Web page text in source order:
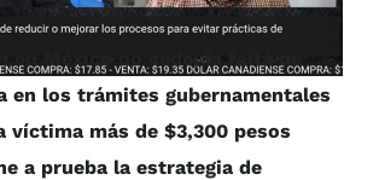
en México no cede; la falta de
en los trámites gubernamentales
víctima más de $3,300 pesos
a prueba la estrategia de